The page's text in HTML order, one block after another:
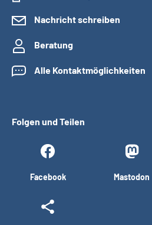
Nachricht schreiben
Beratung
Alle Kontaktmöglichkeiten
Folgen und Teilen
Facebook Mastodon